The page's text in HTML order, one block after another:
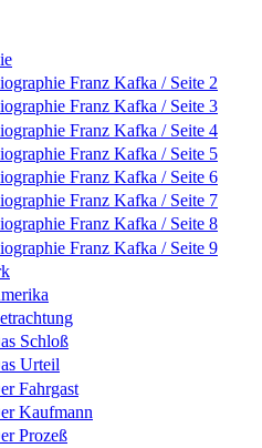
Franz Kafka / Seite 2
Franz Kafka / Seite 3
Franz Kafka / Seite 4
Franz Kafka / Seite 5
Franz Kafka / Seite 6
Franz Kafka / Seite 7
Franz Kafka / Seite 8
Franz Kafka / Seite 9
Schloß
Urteil
Fahrgast
Kaufmann
Prozeß